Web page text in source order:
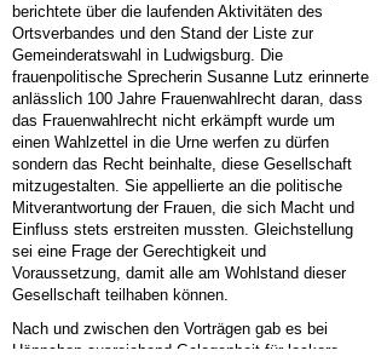
berichtete über die laufenden Aktivitäten des
Ortsverbandes und den Stand der Liste zur
Gemeinderatswahl in Ludwigsburg. Die
frauenpolitische Sprecherin Susanne Lutz erinnerte
anlässlich 100 Jahre Frauenwahlrecht daran, dass
das Frauenwahlrecht nicht erkämpft wurde um
einen Wahlzettel in die Urne werfen zu dürfen
sondern das Recht beinhalte, diese Gesellschaft
mitzugestalten. Sie appellierte an die politische
Mitverantwortung der Frauen, die sich Macht und
Einfluss stets erstreiten mussten. Gleichstellung
sei eine Frage der Gerechtigkeit und
Voraussetzung, damit alle am Wohlstand dieser
Gesellschaft teilhaben können.
Nach und zwischen den Vorträgen gab es bei
Häppchen ausreichend Gelegenheit für lockere